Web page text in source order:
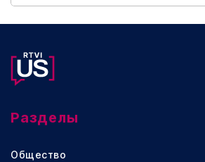
Разделы
Общество